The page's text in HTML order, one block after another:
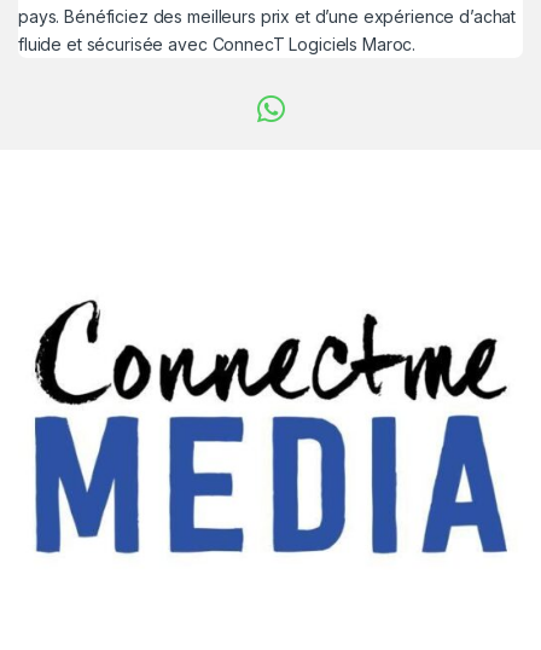
pays. Bénéficiez des meilleurs prix et d’une expérience d’achat
fluide et sécurisée avec ConnecT Logiciels Maroc.